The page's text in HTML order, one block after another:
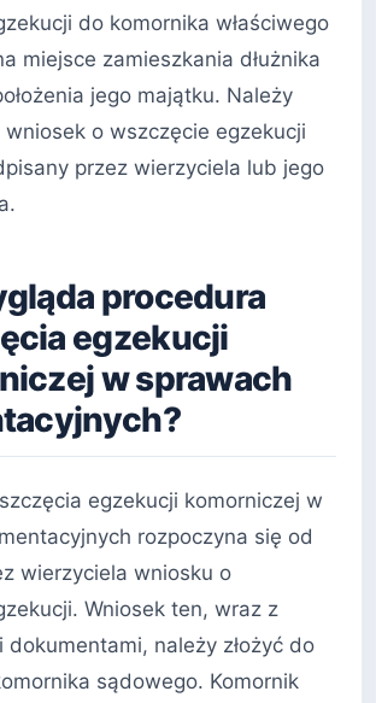
do komornika właściwego
miejsce zamieszkania dłużnika
jego majątku. Należy
o wszczęcie egzekucji
przez wierzyciela lub jego
procedura
egzekucji
w sprawach
egzekucji komorniczej w
rozpoczyna się od
wierzyciela wniosku o
Wniosek ten, wraz z
dokumentami, należy złożyć do
sądowego. Komornik